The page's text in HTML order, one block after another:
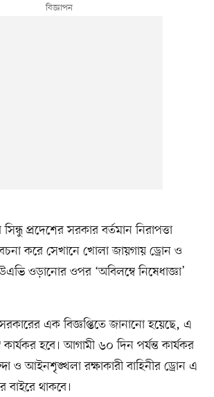
প্রদেশের সরকার বর্তমান নিরাপত্তা
করে সেখানে খোলা জায়গায় ড্রোন ও
ওড়ানোর ওপর ‘অবিলম্বে নিষেধাজ্ঞা’
এক বিজ্ঞপ্তিতে জানানো হয়েছে, এ
কার্যকর হবে। আগামী ৬০ দিন পর্যন্ত কার্যকর
ও আইনশৃঙ্খলা রক্ষাকারী বাহিনীর ড্রোন এ
বাইরে থাকবে।